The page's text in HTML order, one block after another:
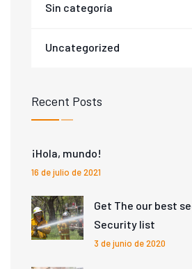
Sin categoría
Uncategorized
Recent Posts
¡Hola, mundo!
16 de julio de 2021
Get The our best
Security list
3 de junio de 2020